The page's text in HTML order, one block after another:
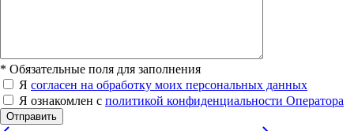
* Обязательные поля для заполнения
Я согласен на обработку моих персональных данных
Я ознакомлен с политикой конфиденциальности Оператора
Отправить